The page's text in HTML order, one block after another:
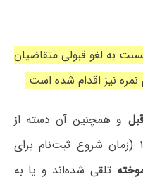
به لغو قبولی متقاضیان
نیز اقدام شده است.
و همچنین آن دسته از
متقاضیانی که تا تاریخ ۱۴۰۴/۰۹/۱۶ (زمان شروع ثبت‌نام برای
تلقی شده‌اند و یا به